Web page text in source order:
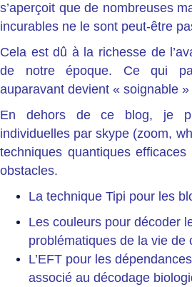
s’aperçoit que de nombreuses
incurables ne le sont peut-être
Cela est dû à la richesse de
de notre époque. Ce qui
auparavant devient « soignable »
En dehors de ce blog, je
individuelles par skype (zoom,
techniques quantiques
obstacles.
La technique Tipi pour les
Les couleurs pour décoder
problématiques de la vie de
L’EFT pour les
associé au décodage